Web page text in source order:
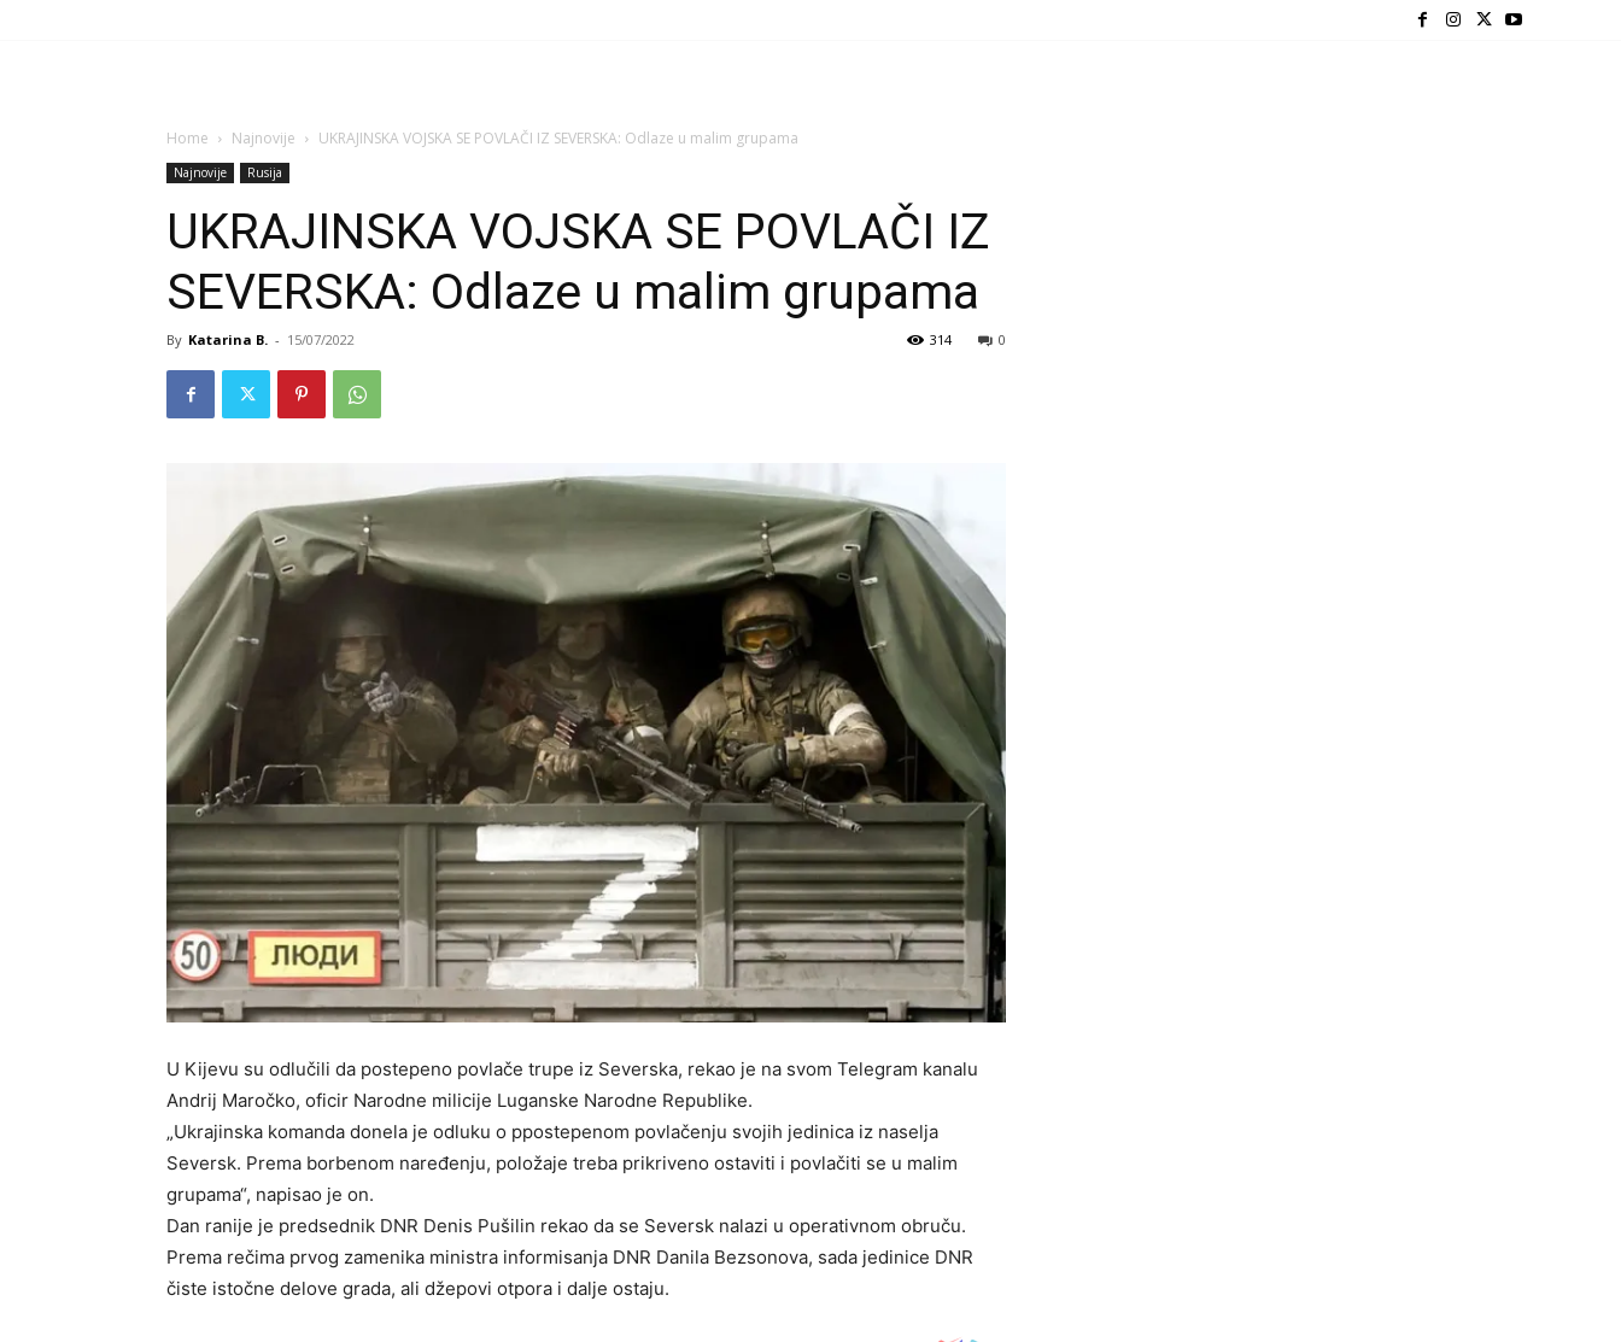
Home Najnovije UKRAJINSKA VOJSKA SE POVLAČI IZ SEVERSKA: Odlaze u malim grupama
Najnovije Rusija
UKRAJINSKA VOJSKA SE POVLAČI IZ
SEVERSKA: Odlaze u malim grupama
By Katarina B. - 15/07/2022 0
314
U Kijevu su odlučili da postepeno povlače trupe iz Severska, rekao je na svom Telegram kanalu
Andrij Maročko, oficir Narodne milicije Luganske Narodne Republike.
„Ukrajinska komanda donela je odluku o ppostepenom povlačenju svojih jedinica iz naselja
Seversk. Prema borbenom naređenju, položaje treba prikriveno ostaviti i povlačiti se u malim
grupama“, napisao je on.
Dan ranije je predsednik DNR Denis Pušilin rekao da se Seversk nalazi u operativnom obruču.
Prema rečima prvog zamenika ministra informisanja DNR Danila Bezsonova, sada jedinice DNR
čiste istočne delove grada, ali džepovi otpora i dalje ostaju.